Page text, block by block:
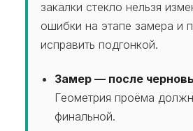
закалки стекло нельзя
ошибки на этапе замера и
исправить подгонкой.
Замер — после
Геометрия проёма
финальной.